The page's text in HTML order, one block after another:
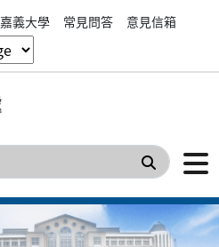
嘉義大學 常見問答
意見信箱
搜尋